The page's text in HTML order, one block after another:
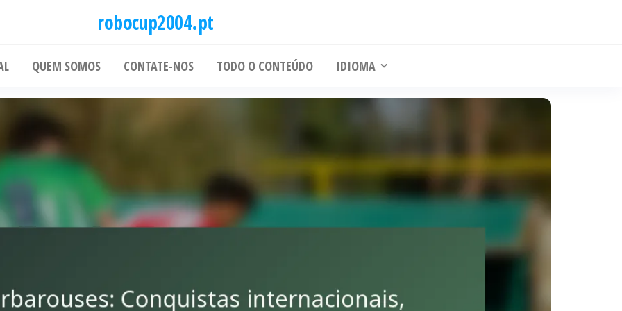
robocup2004.pt
QUEM SOMOS CONTATE-NOS TODO O CONTEÚDO IDIOMA